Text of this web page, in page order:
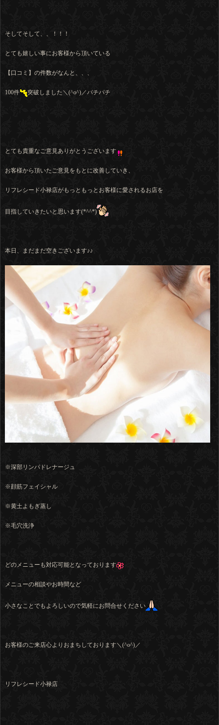
そしてそして、、！！！
とても嬉しい事にお客様から頂いている
【口コミ】の件数がなんと、、、
100件 突破しました＼(^o^)／パチパチ
とても貴重なご意見ありがとうございます
お客様から頂いたご意見をもとに改善していき、
リフレシード小禄店がもっともっとお客様に愛されるお店を
目指していきたいと思います(*^^*)
本日、まだまだ空きございます♪♪
※深部リンパドレナージュ
※顔筋フェイシャル
※黄土よもぎ蒸し
※毛穴洗浄
どのメニューも対応可能となっております
メニューの相談やお時間など
小さなことでもよろしいので気軽にお問合せください
お客様のご来店心よりおまちしております＼(^o^)／
リフレシード小禄店